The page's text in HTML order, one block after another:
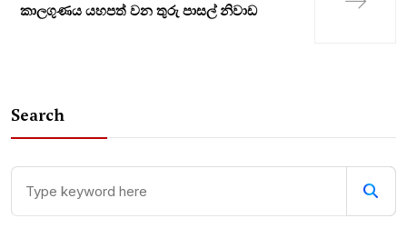
කාල­ගු­ණය යහ­පත් වන ­තුරු පාසල් නිවා­ඩ
Search